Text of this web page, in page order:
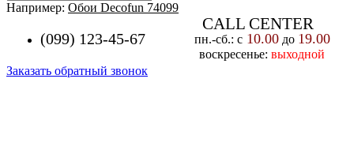
Например: Обои Decofun 74099
(099) 123-45-67
CALL CENTER
пн.-cб.: с10.00до 19.00
воскресенье: выходной
Заказать обратный звонок